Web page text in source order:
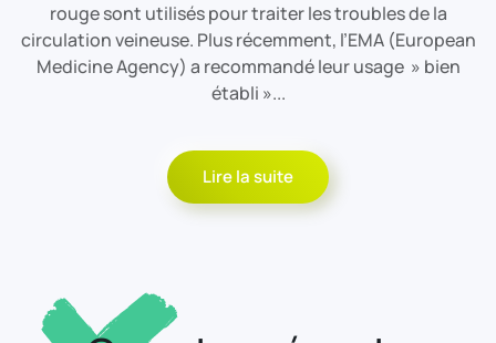
rouge sont utilisés pour traiter les troubles de la
circulation veineuse. Plus récemment, l’EMA (European
Medicine Agency) a recommandé leur usage » bien
établi »...
Lire la suite